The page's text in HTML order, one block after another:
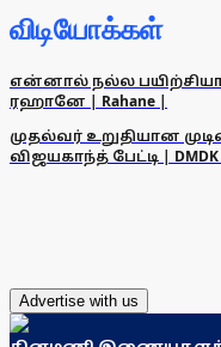
விடியோக்கள்
என்னால் நல்ல
ரஹானே | Rahane |
முதல்வர் உறுதியான
விஜயகாந்த் பேட்டி | DMDK
Advertise with us